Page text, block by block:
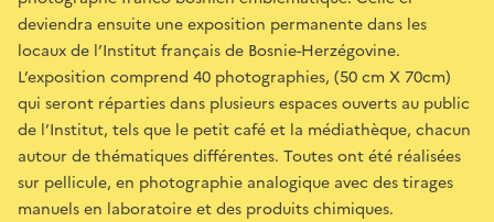
deviendra ensuite une exposition permanente dans les
locaux de l’Institut français de Bosnie-Herzégovine.
L’exposition comprend 40 photographies, (50 cm X 70cm)
qui seront réparties dans plusieurs espaces ouverts au public
de l’Institut, tels que le petit café et la médiathèque, chacun
autour de thématiques différentes. Toutes ont été réalisées
sur pellicule, en photographie analogique avec des tirages
manuels en laboratoire et des produits chimiques.